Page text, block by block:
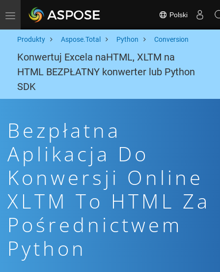
Toggle navigation Polski
Produkty Aspose.Total Python Conversion
Konwertuj Excela naHTML, XLTM na
HTML BEZPŁATNY konwerter lub Python
SDK
Bezpłatna
Aplikacja Do
Konwersji Online
XLTM To HTML Za
Pośrednictwem
Python